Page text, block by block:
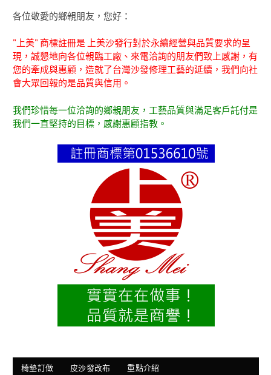
各位敬愛的鄉親朋友，您好：
"上美" 商標註冊是 上美沙發行對於永續經營與品質要求的呈
現，誠懇地向各位親臨工廠、來電洽詢的朋友們致上感謝，有
您的牽成與惠顧，造就了台灣沙發修理工藝的延續，我們向社
會大眾回報的是品質與信用。
我們珍惜每一位洽詢的鄉親朋友，工藝品質與滿足客戶託付是
我們一直堅持的目標，感謝惠顧指教。
椅墊訂做 皮沙發改布 重點介紹